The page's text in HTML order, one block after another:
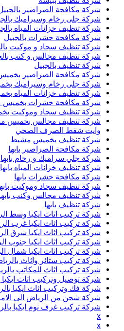
شركة مكافحة الصراصير
شركة جلى رخام وسيراميك
شركة تنظيف خزانات المياه
شركة مكافحة حشرات بالجبيل
شركة تنظيف سجاد و موكيت
شركة تنظيف مجالس و كنب
شركة تنظيف بالجبيل
شركة مكافحة الصراصير
شركة جلى رخام وسيراميك
شركة تنظيف خزانات المياه
شركة مكافحة حشرات
شركة تنظيف سجاد وموكيت
شركة تنظيف مجالس بخميس
وايت شفط الصرف الصحي
شركة تنظيف بخميس مشيط
شركة مكافحة الصراصير بابها
شركة جلي سراميك و رخام بابها
شركة تنظيف خزانات المياه بابها
شركة مكافحة حشرات بابها
شركة تنظيف سجاد وموكيت
شركة تنظيف مجالس وكنب
شركة تنظيف بابها
شركة تركيب اثاث ايكيا وسط
شركة تركيب اثاث ايكيا غرب
شركة تركيب اثاث ايكيا شرق
شركة تركيب اثاث ايكيا جنوب
شركة تركيب اثاث ايكيا شمال
شركة تركيب ستائر واثاث
شركة تركيب اثاث للمكاتب
شركة توصيل وتركيب اثاث ايكيا
شركة فك وتركيب اثاث ايكيا
شركة شحن من الرياض الى
شركة تركيب غرف نوم ايكيا
x
x